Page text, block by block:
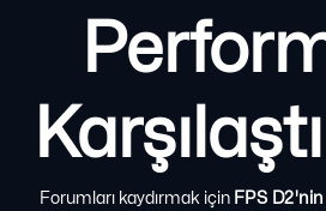
Forumları kaydırmak için FPS D2'nin